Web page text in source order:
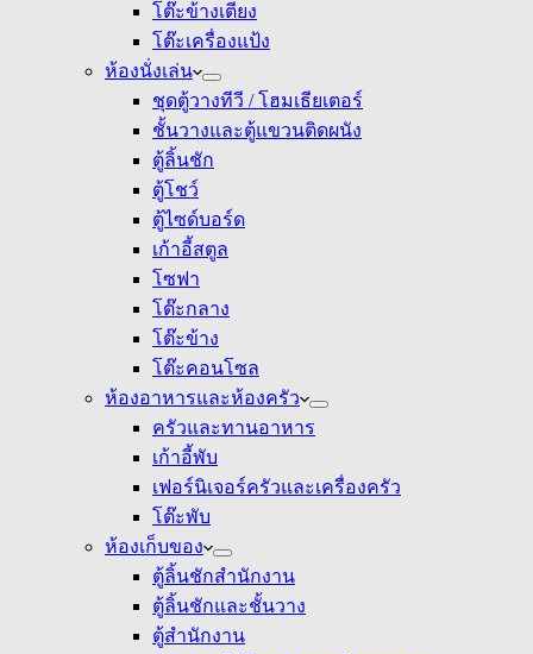
โต๊ะข้างเตียง
โต๊ะเครื่องแป้ง
ห้องนั่งเล่น
ชุดตู้วางทีวี / โฮมเธียเตอร์
ชั้นวางและตู้แขวนติดผนัง
ตู้ลิ้นชัก
ตู้โชว์
ตู้ไซด์บอร์ด
เก้าอี้สตูล
โซฟา
โต๊ะกลาง
โต๊ะข้าง
โต๊ะคอนโซล
ห้องอาหารและห้องครัว
ครัวและทานอาหาร
เก้าอี้พับ
เฟอร์นิเจอร์ครัวและเครื่องครัว
โต๊ะพับ
ห้องเก็บของ
ตู้ลิ้นชักสำนักงาน
ตู้ลิ้นชักและชั้นวาง
ตู้สำนักงาน